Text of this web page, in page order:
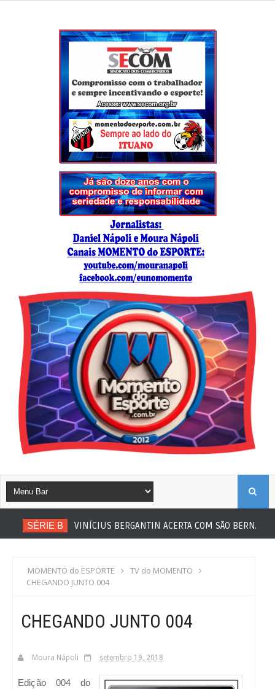
SÉRIE B VINÍCIUS BERGANTIN ACERTA COM SÃO BERNARDO
MOMENTO do ESPORTE
TV do MOMENTO
CHEGANDO JUNTO 004
CHEGANDO JUNTO 004
Moura Nápoli setembro 19, 2018
Edição 004 do